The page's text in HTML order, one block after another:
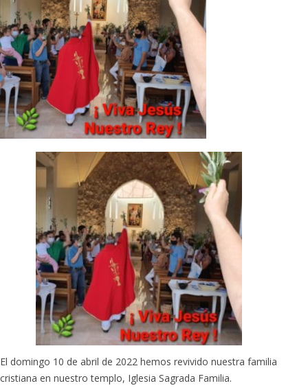
El domingo 10 de abril de 2022 hemos revivido nuestra familia
cristiana en nuestro templo, Iglesia Sagrada Familia.